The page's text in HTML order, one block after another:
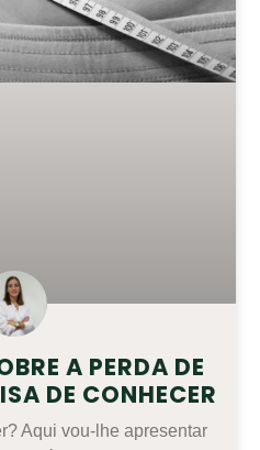
A PERDA DE
DE CONHECER
Aqui vou-lhe apresentar